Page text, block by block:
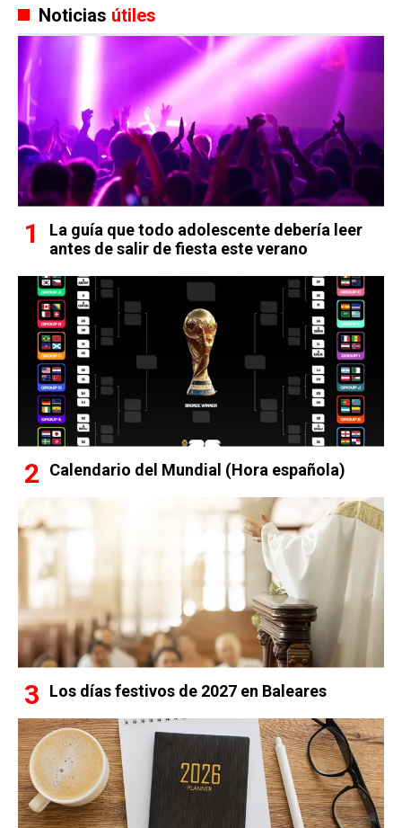
Noticias útiles
La guía que todo adolescente debería leer
antes de salir de fiesta este verano
Calendario del Mundial (Hora española)
Los días festivos de 2027 en Baleares